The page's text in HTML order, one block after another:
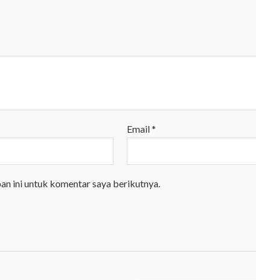
Email*
ini untuk komentar saya berikutnya.